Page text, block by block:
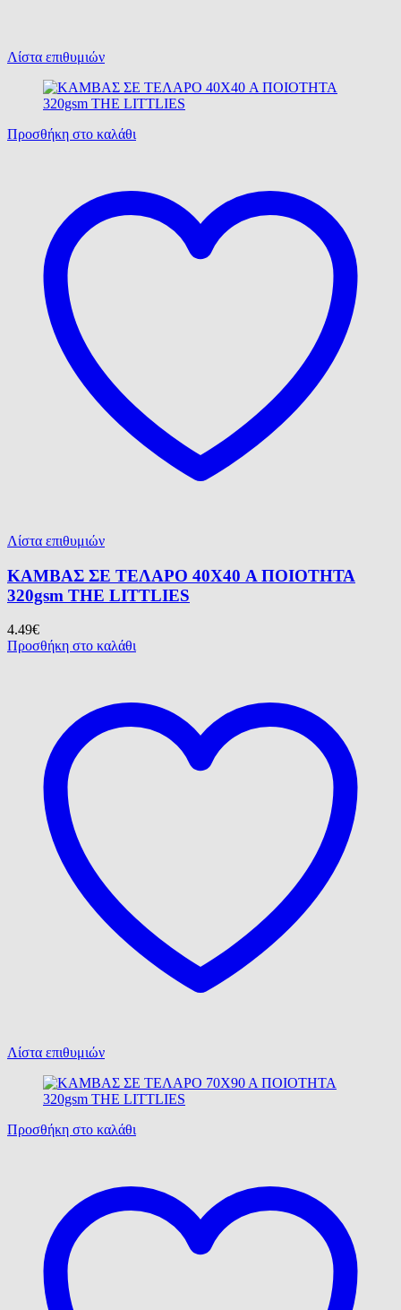
Λίστα επιθυμιών
Προσθήκη στο καλάθι
Λίστα επιθυμιών
ΚΑΜΒΑΣ ΣΕ ΤΕΛΑΡΟ 40X40 Α ΠΟΙΟΤΗΤΑ
320gsm ΤΗΕ LITTLIES
4.49€
Προσθήκη στο καλάθι
Λίστα επιθυμιών
Προσθήκη στο καλάθι